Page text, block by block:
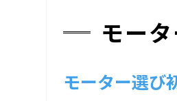
モー
モーター選び